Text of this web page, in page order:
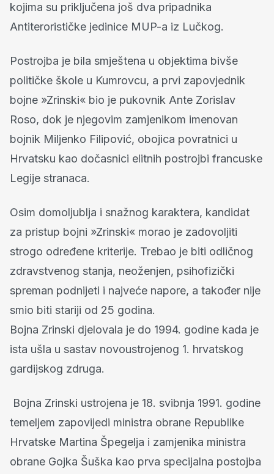
kojima su priključena još dva pripadnika
Antiterorističke jedinice MUP-a iz Lučkog.
Postrojba je bila smještena u objektima bivše
političke škole u Kumrovcu, a prvi zapovjednik
bojne »Zrinski« bio je pukovnik Ante Zorislav
Roso, dok je njegovim zamjenikom imenovan
bojnik Miljenko Filipović, obojica povratnici u
Hrvatsku kao dočasnici elitnih postrojbi francuske
Legije stranaca.
Osim domoljublja i snažnog karaktera, kandidat
za pristup bojni »Zrinski« morao je zadovoljiti
strogo određene kriterije. Trebao je biti odličnog
zdravstvenog stanja, neoženjen, psihofizički
spreman podnijeti i najveće napore, a također nije
smio biti stariji od 25 godina.
Bojna Zrinski djelovala je do 1994. godine kada je
ista ušla u sastav novoustrojenog 1. hrvatskog
gardijskog zdruga.
Bojna Zrinski ustrojena je 18. svibnja 1991. godine
temeljem zapovijedi ministra obrane Republike
Hrvatske Martina Špegelja i zamjenika ministra
obrane Gojka Šuška kao prva specijalna postojba